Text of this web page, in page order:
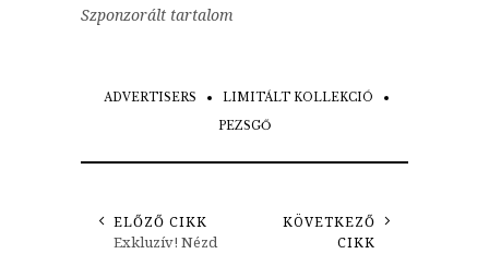
Szponzorált tartalom
ADVERTISERS
LIMITÁLT KOLLEKCIÓ
PEZSGŐ
ELŐZŐ CIKK
Exkluzív! Nézd
KÖVETKEZŐ
CIKK